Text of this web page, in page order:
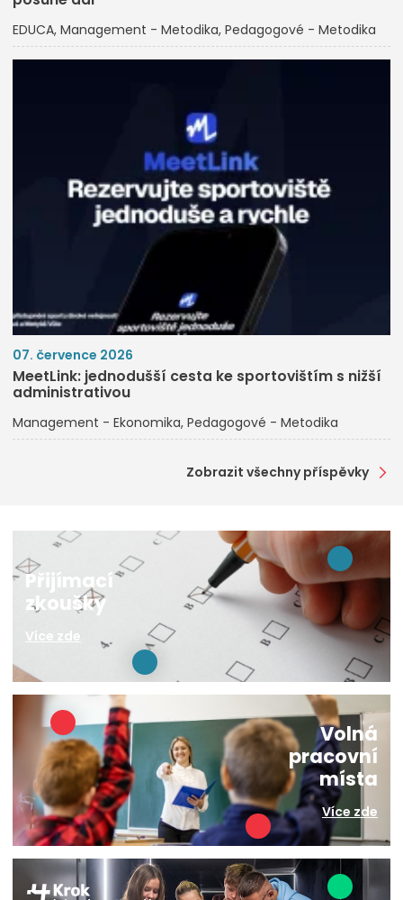
EDUCA Management - Metodika Pedagogové - Metodika
07. července 2026
MeetLink: jednodušší cesta ke sportovištím s nižší
administrativou
Management - Ekonomika Pedagogové - Metodika
Zobrazit všechny příspěvky
Přijímací
zkoušky
Více zde
Volná
pracovní
místa
Více zde